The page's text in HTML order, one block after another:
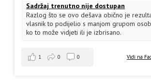
Sadržaj trenutno nije dostupan
Razlog što se ovo dešava obično je
vlasnik to podijelio s manjom grupom
ko to može vidjeti ili je izbrisano.
Vidi na
1 0 0